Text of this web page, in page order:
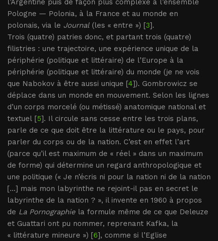
l’Argentine puis de façon plus complexe à l’ensemble
Pologne — Polonia, à la France et au monde en
polonais, via le Journal (les « entre ») [3].
Trois (quatre) patries donc, et partant trois (quatre)
filistries : une trajectoire, une expérience unique de la
périphérie (politique et littéraire) de l’Europe à la
périphérie (politique et littéraire) du monde (je ne vois
que Nabokov à être aussi unique [4]). Gombrowicz se
déplace dans un monde en mouvement. Selon les lignes
d’un corps morcelé (ou métissé) anatomique national et
textuel [5]. Il circule sans cesse entre les trois plans,
parle de ce que doit être la littérature ou le pays, pour
parler du corps ou de la nation. C’est en effet l’art
(parce qu’il est maximum de « réel » dans un maximum
de forme) qui détermine un regard anthropologique et
une politique (« Je n’écris ni pour la nation ni de la nation
[...] mais mon labyrinthe ne rejoint-il pas en secret le
labyrinthe de la nation ? », il invente en 1960 à propos
de La Pornographie la formule même de ce que Deleuze
et Guattari ont pu nommer, reprenant Kafka, la
« littérature mineure ») [6], comme si l’Eglise